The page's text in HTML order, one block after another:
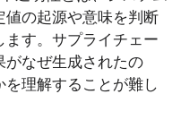
の起源や意味を判断
す。サプライチェー
がなぜ生成されたの
理解することが難し